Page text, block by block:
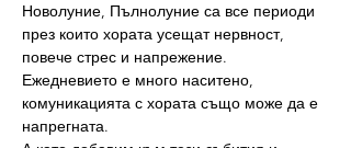
Новолуние, Пълнолуние са все периоди
през които хората усещат нервност,
повече стрес и напрежение.
Ежедневието е много наситено,
комуникацията с хората също може да е
напрегната.